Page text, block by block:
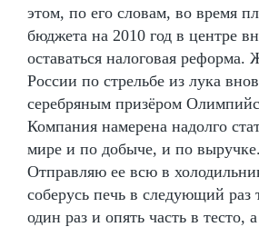
этом, по его словам, во время
бюджета на 2010 год в центре
оставаться налоговая реформа.
России по стрельбе из лука
серебряным призёром
Компания намерена надолго
мире и по добыче, и по выручке.
Отправляю ее всю в
соберусь печь в следующий раз
один раз и опять часть в тесто,